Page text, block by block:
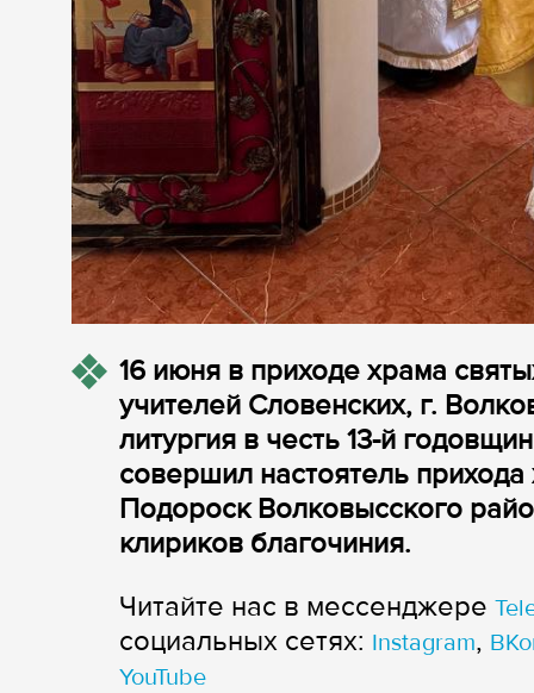
16 июня в приходе храма
учителей Словенских, г.
литургия в честь 13-й
совершил настоятель
Подороск Волковысского
клириков благочиния.
Читайте нас в мессенджере
cоциальных сетях: Instagram,
YouTube